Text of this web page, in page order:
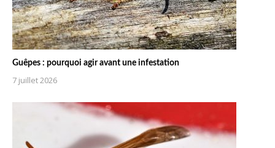
Guêpes : pourquoi agir avant une infestation
7 juillet 2026